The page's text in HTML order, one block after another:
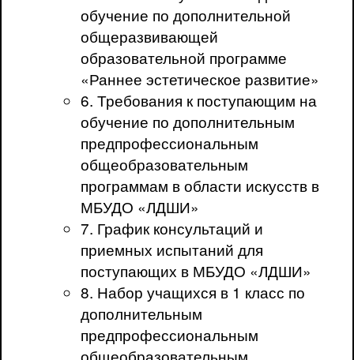
обучение по дополнительной
общеразвивающей
образовательной программе
«Раннее эстетическое развитие»
6. Требования к поступающим на
обучение по дополнительным
предпрофессиональным
общеобразовательным
программам в области искусств в
МБУДО «ЛДШИ»
7. График консультаций и
приемных испытаний для
поступающих в МБУДО «ЛДШИ»
8. Набор учащихся в 1 класс по
дополнительным
предпрофессиональным
общеобразовательным